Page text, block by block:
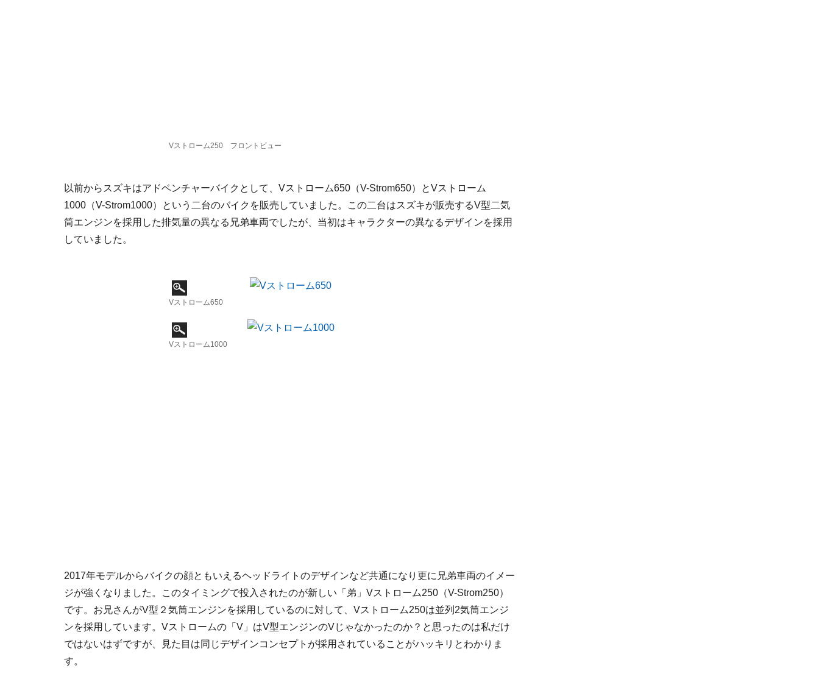
Vストローム250 フロントビュー
以前からスズキはアドベンチャーバイクとして、Vストローム650（V-Strom650）とVストローム
1000（V-Strom1000）という二台のバイクを販売していました。この二台はスズキが販売するV型二気
筒エンジンを採用した排気量の異なる兄弟車両でしたが、当初はキャラクターの異なるデザインを採用
していました。
Vストローム650
Vストローム1000
2017年モデルからバイクの顔ともいえるヘッドライトのデザインなど共通になり更に兄弟車両のイメー
ジが強くなりました。このタイミングで投入されたのが新しい「弟」Vストローム250（V-Strom250）
です。お兄さんがV型２気筒エンジンを採用しているのに対して、Vストローム250は並列2気筒エンジ
ンを採用しています。Vストロームの「V」はV型エンジンのVじゃなかったのか？と思ったのは私だけ
ではないはずですが、見た目は同じデザインコンセプトが採用されていることがハッキリとわかりま
す。